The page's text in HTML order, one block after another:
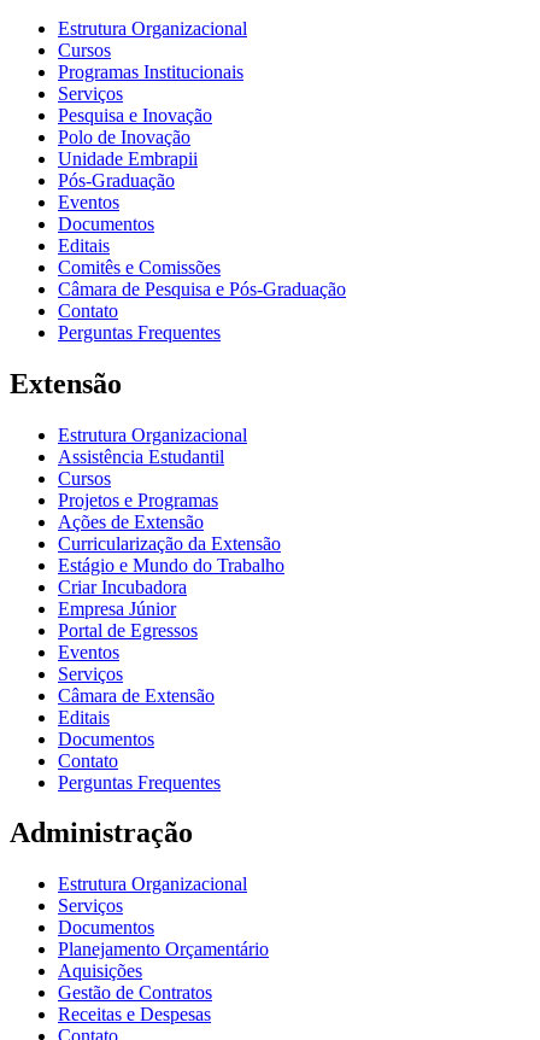
Estrutura Organizacional
Cursos
Programas Institucionais
Serviços
Pesquisa e Inovação
Polo de Inovação
Unidade Embrapii
Pós-Graduação
Eventos
Documentos
Editais
Comitês e Comissões
Câmara de Pesquisa e Pós-Graduação
Contato
Perguntas Frequentes
Extensão
Estrutura Organizacional
Assistência Estudantil
Cursos
Projetos e Programas
Ações de Extensão
Curricularização da Extensão
Estágio e Mundo do Trabalho
Criar Incubadora
Empresa Júnior
Portal de Egressos
Eventos
Serviços
Câmara de Extensão
Editais
Documentos
Contato
Perguntas Frequentes
Administração
Estrutura Organizacional
Serviços
Documentos
Planejamento Orçamentário
Aquisições
Gestão de Contratos
Receitas e Despesas